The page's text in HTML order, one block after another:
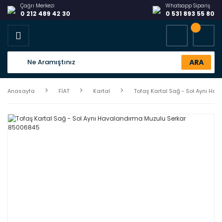
Çağrı Merkezi
0 212 489 42 30
Whatsapp Sipariş
0 531 893 55 80
ARA
Anasayfa FİAT Kartal Tofaş Kartal Sağ - Sol Aynı